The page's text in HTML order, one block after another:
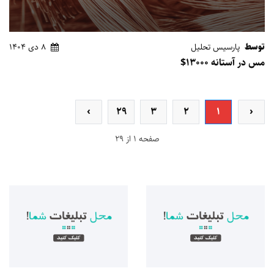
توسط پارسیس تحلیل 8 دی 1404
مس در آستانه 13000$
‹
1
2
3
29
›
صفحه 1 از 29